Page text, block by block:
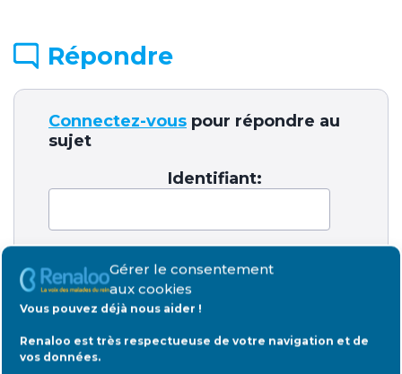
Gérer le consentement
aux cookies
Vous pouvez déjà nous aider !
Renaloo est très respectueuse de votre navigation et de
vos données.
Répondre
Connectez-vous pour répondre au
sujet
Identifiant:
Rester connecté